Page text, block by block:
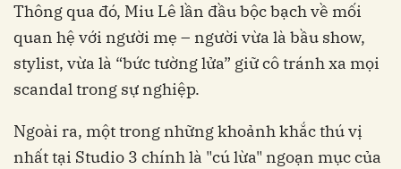
Thông qua đó, Miu Lê lần đầu bộc bạch về mối
quan hệ với người mẹ – người vừa là bầu show,
stylist, vừa là “bức tường lửa” giữ cô tránh xa mọi
scandal trong sự nghiệp.
Ngoài ra, một trong những khoảnh khắc thú vị
nhất tại Studio 3 chính là "cú lừa" ngoạn mục của